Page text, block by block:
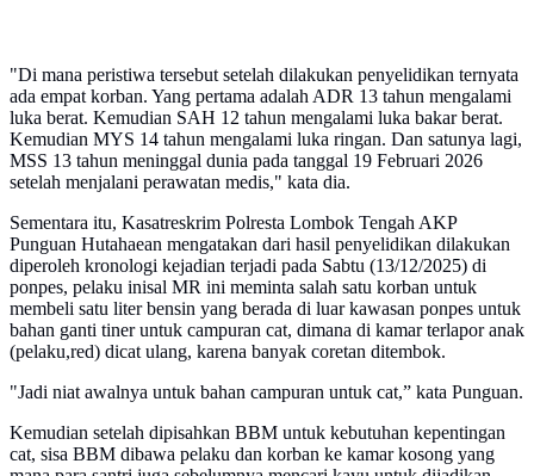
"Di mana peristiwa tersebut setelah dilakukan penyelidikan ternyata
ada empat korban. Yang pertama adalah ADR 13 tahun mengalami
luka berat. Kemudian SAH 12 tahun mengalami luka bakar berat.
Kemudian MYS 14 tahun mengalami luka ringan. Dan satunya lagi,
MSS 13 tahun meninggal dunia pada tanggal 19 Februari 2026
setelah menjalani perawatan medis," kata dia.
Sementara itu, Kasatreskrim Polresta Lombok Tengah AKP
Punguan Hutahaean mengatakan dari hasil penyelidikan dilakukan
diperoleh kronologi kejadian terjadi pada Sabtu (13/12/2025) di
ponpes, pelaku inisal MR ini meminta salah satu korban untuk
membeli satu liter bensin yang berada di luar kawasan ponpes untuk
bahan ganti tiner untuk campuran cat, dimana di kamar terlapor anak
(pelaku,red) dicat ulang, karena banyak coretan ditembok.
"Jadi niat awalnya untuk bahan campuran untuk cat,” kata Punguan.
Kemudian setelah dipisahkan BBM untuk kebutuhan kepentingan
cat, sisa BBM dibawa pelaku dan korban ke kamar kosong yang